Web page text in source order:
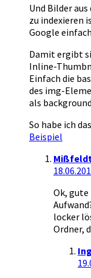
Und Bilder
zu indexieren
Google
Damit ergibt
Inline-
Einfach die
des img-
als
So habe ich
Beispiel
Ok, gute
locker
Ordner,